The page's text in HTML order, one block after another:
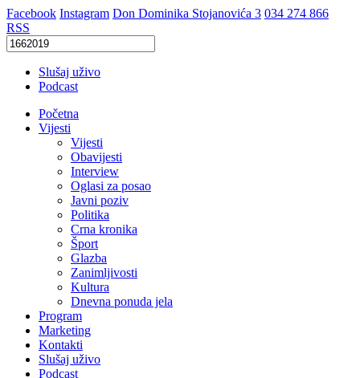
Facebook Instagram Don Dominika Stojanovića 3 034 274 866
RSS
Slušaj uživo
Podcast
Početna
Vijesti
Vijesti
Obavijesti
Interview
Oglasi za posao
Javni poziv
Politika
Crna kronika
Šport
Glazba
Zanimljivosti
Kultura
Dnevna ponuda jela
Program
Marketing
Kontakti
Slušaj uživo
Podcast